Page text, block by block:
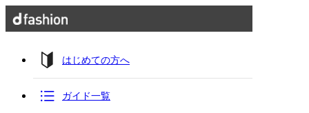
はじめての方へ
ガイド一覧